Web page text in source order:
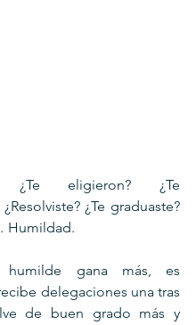
¿Te eligieron? ¿Te
¿Te graduaste?
Humildad.
gana más, es
delegaciones una tras
de buen grado más y